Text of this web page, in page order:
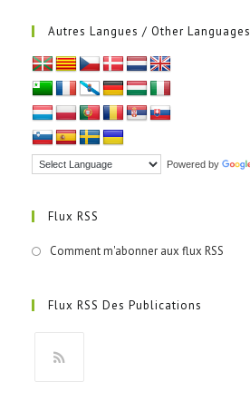
Autres Langues / Other Languages
Powered by
Flux RSS
Comment m'abonner aux flux RSS
Flux RSS Des Publications